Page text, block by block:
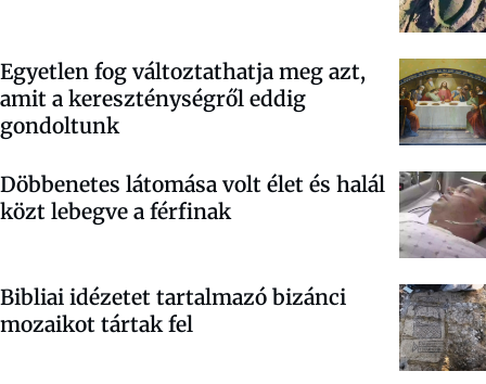
Egyetlen fog változtathatja meg azt,
amit a kereszténységről eddig
gondoltunk
Döbbenetes látomása volt élet és halál
közt lebegve a férfinak
Bibliai idézetet tartalmazó bizánci
mozaikot tártak fel